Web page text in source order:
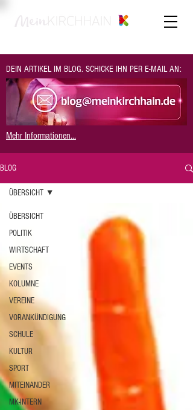
DEIN ARTIKEL IM BLOG. SCHICKE IHN PER E-MAIL AN:
Mehr Informationen...
BLOG
ÜBERSICHT
POLITIK
WIRTSCHAFT
EVENTS
KOLUMNE
VEREINE
VORANKÜNDIGUNG
SCHULE
KULTUR
SPORT
MITEINANDER
MK-INTERN
ÜBERSICHT